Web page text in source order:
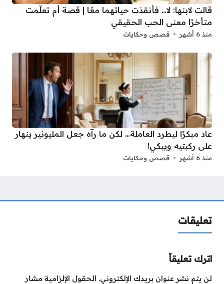
قالت لابنها: لا… فأنقذت حياتهما معًا | قصة أم تعلّمت
متأخرًا معنى الحب الحقيقي
منذ 6 أشهر قصص وحكايات
عاد مبكرًا ليطرد العاملة… لكن ما رآه جعل المليونير ينهار
على ركبتيه ويبكي!
منذ 6 أشهر قصص وحكايات
تعليقات
اترك تعليقاً
لن يتم نشر عنوان بريدك الإلكتروني.
الحقول الإلزامية مشار